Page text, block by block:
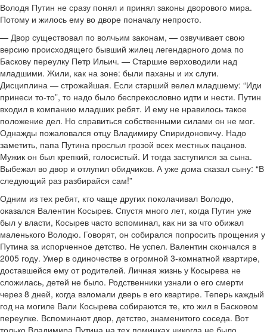
Володя Путин не сразу понял и принял законы дворового мира.
Потому и жилось ему во дворе поначалу непросто.
— Двор существовал по волчьим законам, — озвучивает свою
версию происходящего бывший жилец легендарного дома по
Баскову переулку Петр Ильич. — Старшие верховодили над
младшими. Жили, как на зоне: были паханы и их слуги.
Дисциплина — строжайшая. Если старший велел младшему: “Иди
принеси то-то”, то надо было беспрекословно идти и нести. Путин
входил в компанию младших ребят. И ему не нравилось такое
положение дел. Но справиться собственными силами он не мог.
Однажды пожаловался отцу Владимиру Спиридоновичу. Надо
заметить, папа Путина прослыл грозой всех местных пацанов.
Мужик он был крепкий, голосистый. И тогда заступился за сына.
Выбежал во двор и отлупил обидчиков. А уже дома сказал сыну: “В
следующий раз разбирайся сам!”
Одним из тех ребят, кто чаще других поколачивал Володю,
оказался Валентин Косырев. Спустя много лет, когда Путин уже
был у власти, Косырев часто вспоминал, как ни за что обижал
маленького Володю. Говорят, он собирался попросить прощения у
Путина за испорченное детство. Не успел. Валентин скончался в
2005 году. Умер в одиночестве в огромной 3-комнатной квартире,
доставшейся ему от родителей. Личная жизнь у Косырева не
сложилась, детей не было. Родственники узнали о его смерти
через 8 дней, когда взломали дверь в его квартире. Теперь каждый
год на могиле Вали Косырева собираются те, кто жил в Басковом
переулке. Вспоминают двор, детство, знаменитого соседа. Вот
только Владимира Путина на тех поминках никогда не было.